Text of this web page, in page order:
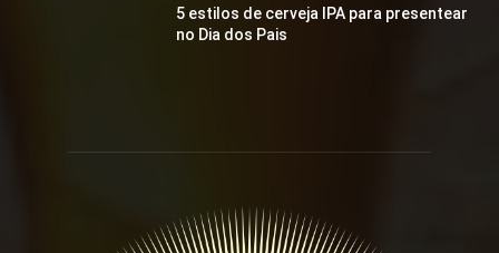
5 estilos de cerveja IPA para presentear
no Dia dos Pais